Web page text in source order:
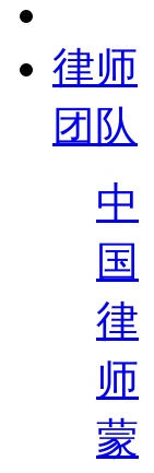
律师
团队
中
国
律
师
蒙